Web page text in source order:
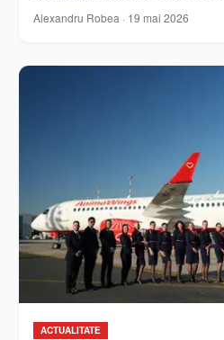
Alexandru Robea · 19 mai 2026
ACTUALITATE